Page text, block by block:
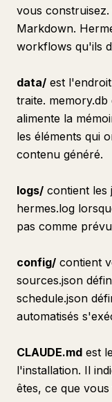
vous
Markdown.
workflows qu'ils
data/ est
traite. memory.db
alimente la
les éléments qui
contenu généré.
logs/ contient les
hermes.log
pas comme
config/ contient
sources.json
schedule.json
automatisés
CLAUDE.md est
l'installation. Il
êtes, ce que